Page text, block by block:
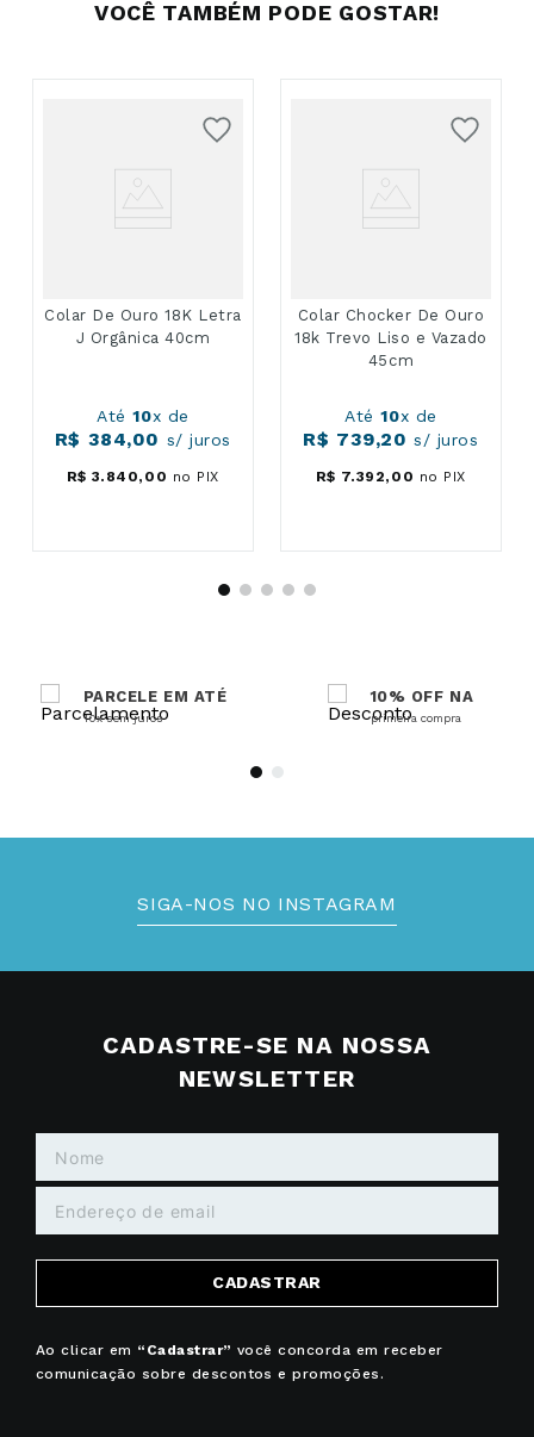
VOCÊ TAMBÉM PODE GOSTAR!
Colar De Ouro 18K Letra
J Orgânica 40cm
Até10x de
R$ 384,00 s/ juros
R$ 3. 840, 00 no PIX
Colar Chocker De Ouro
18k Trevo Liso e Vazado
45cm
Até10x de
R$ 739,20 s/ juros
R$ 7.392, 00 no PIX
PARCELE EM ATÉ
10x sem juros
10% OFF NA
primeira compra
SIGA-NOS NO INSTAGRAM
CADASTRE-SE NA NOSSA
NEWSLETTER
CADASTRAR
Ao clicar em “Cadastrar” você concorda em receber
comunicação sobre descontos e promoções.